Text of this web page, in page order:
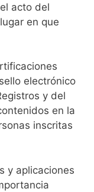
acto del
en que
electrónico
y del
en la
inscritas
y aplicaciones